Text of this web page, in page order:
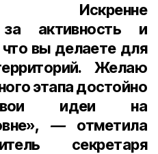
Искренне
активность и
вы делаете для
Желаю
этапа достойно
свои идеи на
—отметила
секретаря